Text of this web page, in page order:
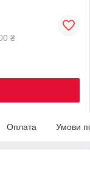
₴
Оплата Умови